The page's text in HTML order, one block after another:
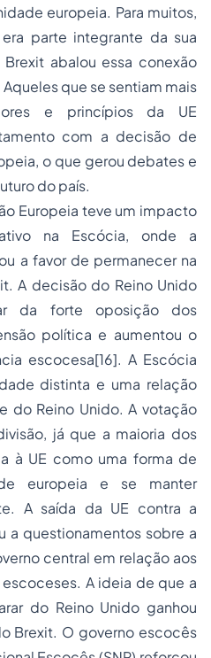
europeia. Para muitos,
parte integrante da sua
abalou essa conexão
que se sentiam mais
e princípios da UE
com a decisão de
o que gerou debates e
do país.
Europeia teve um impacto
na Escócia, onde a
a favor de permanecer na
A decisão do Reino Unido
da forte oposição dos
política e aumentou o
escocesa[16]. A Escócia
distinta e uma relação
do Reino Unido. A votação
já que a maioria dos
à UE como uma forma de
europeia e se manter
A saída da UE contra a
a questionamentos sobre a
central em relação aos
A ideia de que a
do Reino Unido ganhou
Brexit. O governo escocês